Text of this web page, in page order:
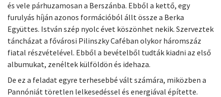
és vele párhuzamosan a Berszánba. Ebből a kettő, egy
furulyás híján azonos formációból állt össze a Berka
Együttes. István szép nyolc évet köszönhet nekik. Szerveztek
táncházat a fővárosi Pilinszky Caféban olykor háromszáz
fiatal részvételével. Ebből a bevételből tudták kiadni az első
albumukat, zenéltek külföldön és idehaza.
De ez a feladat egyre terhesebbé vált számára, miközben a
Pannóniát töretlen lelkesedéssel és energiával építette.